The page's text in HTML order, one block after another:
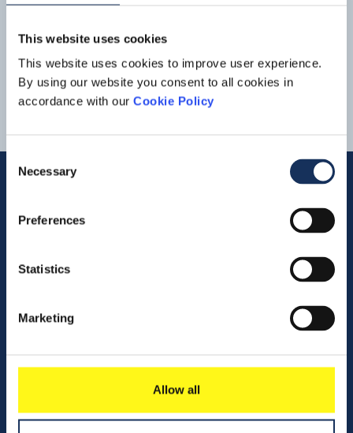
This website uses cookies
This website uses cookies to improve user experience.
By using our website you consent to all cookies in
accordance with our Cookie Policy
Consent
Selection
Necessary
Preferences
Statistics
Marketing
Allow all
werkzaamheden voor zodat begin
worden met
Quick links
Vacancies
Company profile
Download center